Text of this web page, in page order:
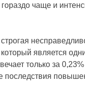
чаще и
является
только за
последствия